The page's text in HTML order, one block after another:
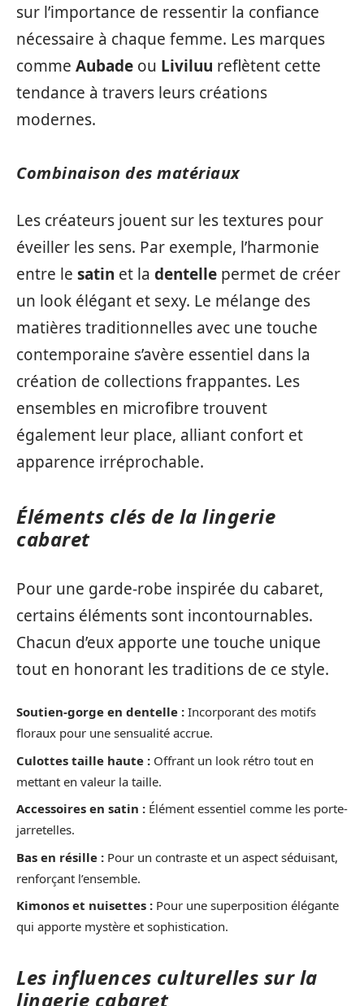
sur l’importance de ressentir la confiance
nécessaire à chaque femme. Les marques
comme Aubade ou Liviluu reflètent cette
tendance à travers leurs créations
modernes.
Combinaison des matériaux
Les créateurs jouent sur les textures pour
éveiller les sens. Par exemple, l’harmonie
entre le satin et la dentelle permet de créer
un look élégant et sexy. Le mélange des
matières traditionnelles avec une touche
contemporaine s’avère essentiel dans la
création de collections frappantes. Les
ensembles en microfibre trouvent
également leur place, alliant confort et
apparence irréprochable.
Éléments clés de la lingerie
cabaret
Pour une garde-robe inspirée du cabaret,
certains éléments sont incontournables.
Chacun d’eux apporte une touche unique
tout en honorant les traditions de ce style.
Soutien-gorge en dentelle : Incorporant des motifs
floraux pour une sensualité accrue.
Culottes taille haute : Offrant un look rétro tout en
mettant en valeur la taille.
Accessoires en satin : Élément essentiel comme les porte-
jarretelles.
Bas en résille : Pour un contraste et un aspect séduisant,
renforçant l’ensemble.
Kimonos et nuisettes : Pour une superposition élégante
qui apporte mystère et sophistication.
Les influences culturelles sur la
lingerie cabaret